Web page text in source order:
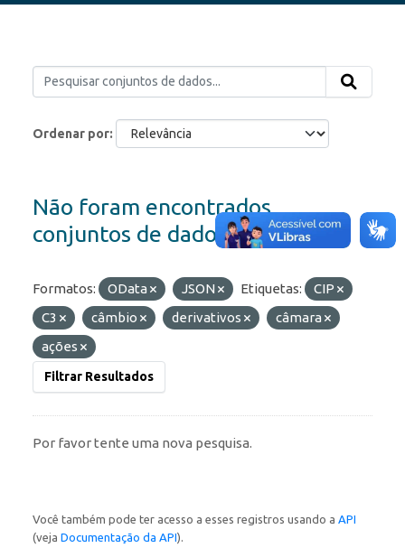
Ordenar por
Não foram encontrados
conjuntos de dados
Formatos: OData JSON Etiquetas:
CIP
C3
câmbio derivativos
câmara
ações
Filtrar Resultados
Por favor tente uma nova pesquisa.
Você também pode ter acesso a esses registros usando a API
(veja Documentação da API).